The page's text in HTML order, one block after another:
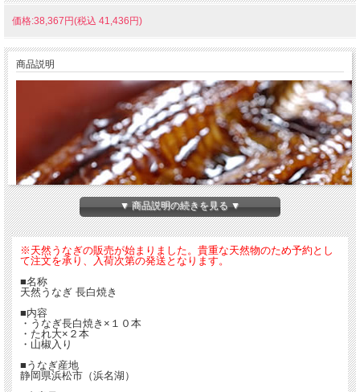
価格:38,367円(税込 41,436円)
商品説明
▼ 商品説明の続きを見る ▼
※天然うなぎの販売が始まりました。貴重な天然物のため予約とし
て注文を承り、入荷次第の発送となります。
■名称
天然うなぎ 長白焼き
■内容
・うなぎ長白焼き×１０本
・たれ大×２本
・山椒入り
■うなぎ産地
静岡県浜松市（浜名湖）